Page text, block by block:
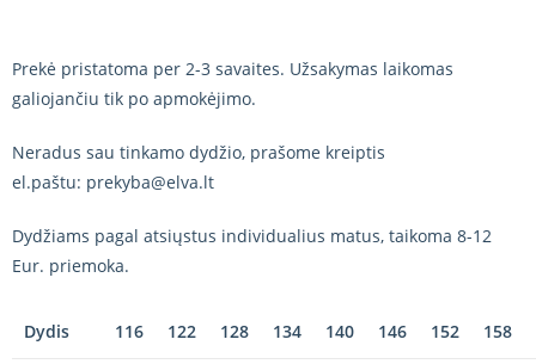
Prekė pristatoma per 2-3 savaites. Užsakymas laikomas
galiojančiu tik po apmokėjimo.
Neradus sau tinkamo dydžio, prašome kreiptis
el.paštu: prekyba@elva.lt
Dydžiams pagal atsiųstus individualius matus, taikoma 8-12
Eur. priemoka.
Dydis 116 122 128 134 140 146 152 158